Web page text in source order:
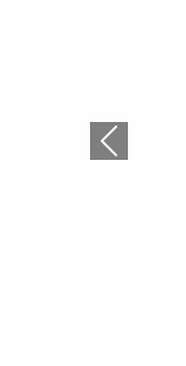
Précédent